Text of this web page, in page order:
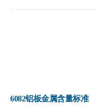
6082铝板金属含量标准